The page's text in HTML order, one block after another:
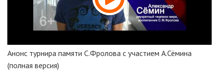
Анонс турнира памяти С.Фролова с участием А.Сёмина
(полная версия)